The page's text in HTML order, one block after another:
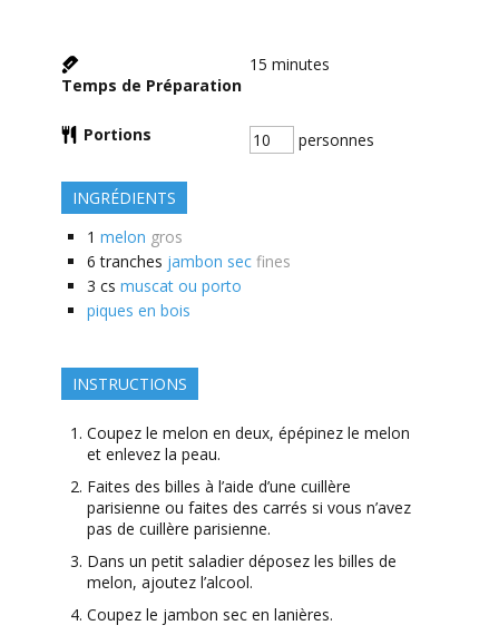
Temps de Préparation
15 minutes
Portions personnes
INGRÉDIENTS
1 melon gros
6 tranches jambon sec fines
3 cs muscat ou porto
piques en bois
INSTRUCTIONS
Coupez le melon en deux, épépinez le melon
et enlevez la peau.
Faites des billes à l’aide d’une cuillère
parisienne ou faites des carrés si vous n’avez
pas de cuillère parisienne.
Dans un petit saladier déposez les billes de
melon, ajoutez l’alcool.
Coupez le jambon sec en lanières.